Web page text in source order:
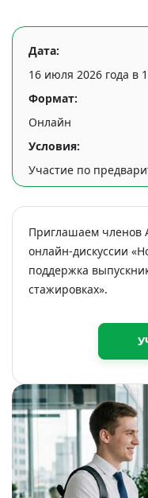
Дата:
16 июля 2026 года в
Формат:
Онлайн
Условия:
Участие по
Приглашаем членов
онлайн-дискуссии
поддержка
стажировках».